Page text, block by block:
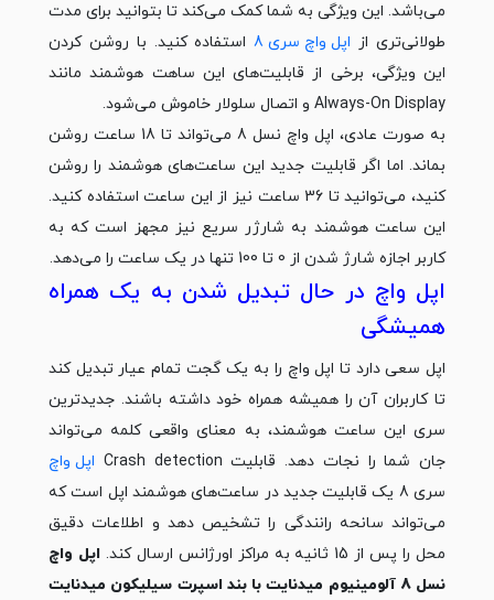
می‌باشد. این ویژگی به شما کمک می‌کند تا بتوانید برای مدت
طولانی‌تری از اپل واچ سری 8
استفاده کنید. با روشن کردن
این ویژگی، برخی از قابلیت‌های این ساهت هوشمند مانند
Always-On Display و اتصال سلولار خاموش می‌شود.
به صورت عادی، اپل واچ نسل 8 می‌تواند تا 18 ساعت روشن
بماند. اما اگر قابلیت جدید این ساعت‌های هوشمند را روشن
کنید، می‌توانید تا 36 ساعت نیز از این ساعت استفاده کنید.
این ساعت هوشمند به شارژر سریع نیز مجهز است که به
کاربر اجازه شارژ شدن از 0 تا 100 تنها در یک ساعت را می‌دهد.
اپل واچ در حال تبدیل شدن به یک همراه
همیشگی
اپل سعی دارد تا اپل واچ را به یک گجت تمام عیار تبدیل کند
تا کاربران آن را همیشه همراه خود داشته باشند. جدیدترین
سری این ساعت هوشمند، به معنای واقعی کلمه می‌تواند
جان شما را نجات دهد. قابلیت Crash detection
اپل واچ
سری 8 یک قابلیت جدید در ساعت‌های هوشمند اپل است که
می‌تواند سانحه رانندگی را تشخیص دهد و اطلاعات دقیق
محل را پس از 15 ثانیه به مراکز اورژانس ارسال کند.
اپل واچ
نسل 8 آلومینیوم میدنایت با بند اسپرت سیلیکون میدنایت